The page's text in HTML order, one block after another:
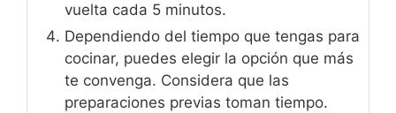
vuelta cada 5 minutos.
Dependiendo del tiempo que tengas para
cocinar, puedes elegir la opción que más
te convenga. Considera que las
preparaciones previas toman tiempo.